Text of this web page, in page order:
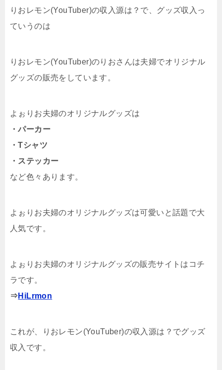
りおレモン(YouTuber)の収入源は？で、グッズ収入っ
ていうのは
りおレモン(YouTuber)のりおさんは夫婦でオリジナル
グッズの販売をしています。
よぉりお夫婦のオリジナルグッズは
・パーカー
・Tシャツ
・ステッカー
など色々あります。
よぉりお夫婦のオリジナルグッズは可愛いと話題で大
人気です。
よぉりお夫婦のオリジナルグッズの販売サイトはコチ
ラです。
⇒ HiLrmon
これが、りおレモン(YouTuber)の収入源は？でグッズ
収入です。